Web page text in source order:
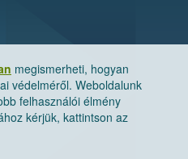
megismerheti, hogyan
védelméről. Weboldalunk
felhasználói élmény
kérjük, kattintson az